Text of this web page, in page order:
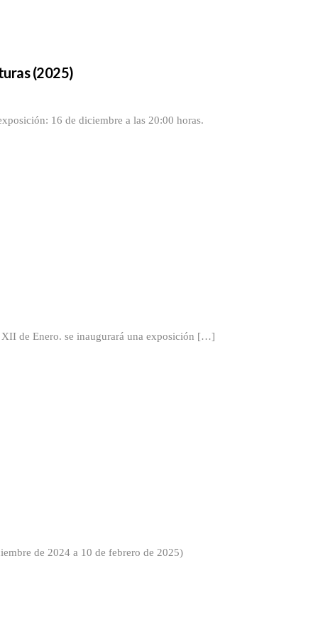
(2025)
16 de diciembre a las 20:00 horas.
de Enero. se inaugurará una exposición […]
de 2024 a 10 de febrero de 2025)